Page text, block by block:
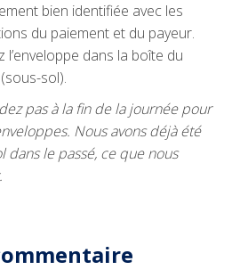
bien identifiée avec les
du paiement et du payeur.
l’enveloppe dans la boîte du
sol).
pas à la fin de la journée pour
Nous avons déjà été
dans le passé, ce que nous